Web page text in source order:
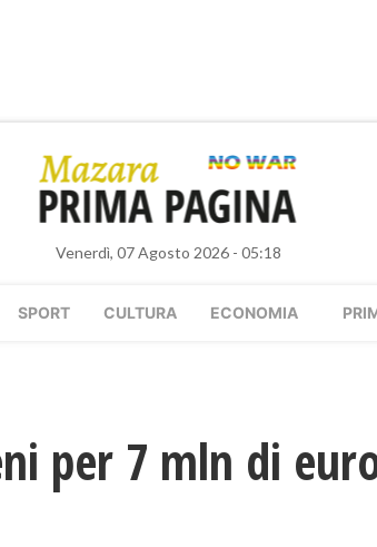
Venerdì, 07 Agosto 2026 - 05:18
SPORT CULTURA ECONOMIA
per 7 mln di